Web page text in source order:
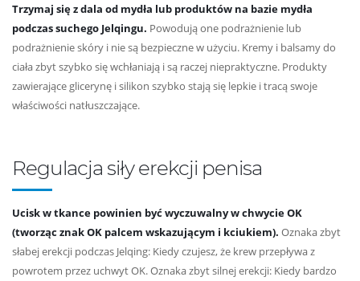
Trzymaj się z dala od mydła lub produktów na bazie mydła
podczas suchego Jelqingu. Powodują one podrażnienie lub
podrażnienie skóry i nie są bezpieczne w użyciu. Kremy i balsamy do
ciała zbyt szybko się wchłaniają i są raczej niepraktyczne. Produkty
zawierające glicerynę i silikon szybko stają się lepkie i tracą swoje
właściwości natłuszczające.
Regulacja siły erekcji penisa
Ucisk w tkance powinien być wyczuwalny w chwycie OK
(tworząc znak OK palcem wskazującym i kciukiem). Oznaka zbyt
słabej erekcji podczas Jelqing: Kiedy czujesz, że krew przepływa z
powrotem przez uchwyt OK. Oznaka zbyt silnej erekcji: Kiedy bardzo